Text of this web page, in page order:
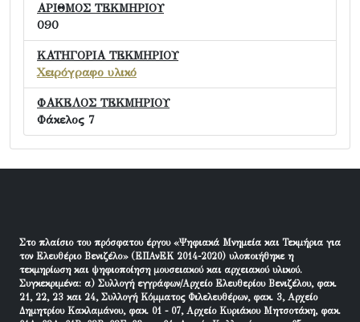
ΑΡΙΘΜΟΣ ΤΕΚΜΗΡΙΟΥ
090
ΚΑΤΗΓΟΡΙΑ ΤΕΚΜΗΡΙΟΥ
Χειρόγραφο υλικό
ΦΑΚΕΛΟΣ ΤΕΚΜΗΡΙΟΥ
Φάκελος 7
Στο πλαίσιο του πρόσφατου έργου «Ψηφιακά Μνημεία και Τεκμήρια για
τον Ελευθέριο Βενιζέλο» (ΕΠΑνΕΚ 2014-2020) υλοποιήθηκε η
τεκμηρίωση και ψηφιοποίηση μουσειακού και αρχειακού υλικού.
Συγκεκριμένα: α) Συλλογή εγγράφων/Αρχείο Ελευθερίου Βενιζέλου, φακ.
21, 22, 23 και 24, Συλλογή Κόμματος Φιλελευθέρων, φακ. 3, Αρχείο
Δημητρίου Κακλαμάνου, φακ. 01 - 07, Αρχείο Κυριάκου Μητσοτάκη, φακ.